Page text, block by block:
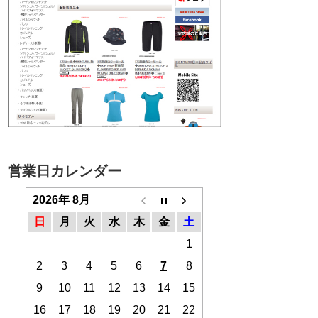
営業日カレンダー
2026年 8月
日
月 火 水 木 金
土
1
2
3 4 5 6 7
8
9
10 11 12 13 14
15
16
17 18 19 20 21 22